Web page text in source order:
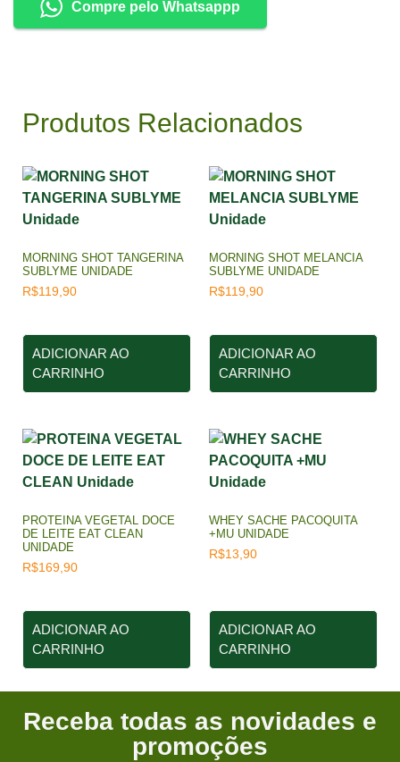
Compre pelo Whatsappp
Produtos Relacionados
MORNING SHOT TANGERINA
SUBLYME UNIDADE
R$119,90
ADICIONAR AO
CARRINHO
MORNING SHOT MELANCIA
SUBLYME UNIDADE
R$119,90
ADICIONAR AO
CARRINHO
PROTEINA VEGETAL DOCE
DE LEITE EAT CLEAN
UNIDADE
R$169,90
ADICIONAR AO
CARRINHO
WHEY SACHE PACOQUITA
+MU UNIDADE
R$13,90
ADICIONAR AO
CARRINHO
Receba todas as novidades e
promoções